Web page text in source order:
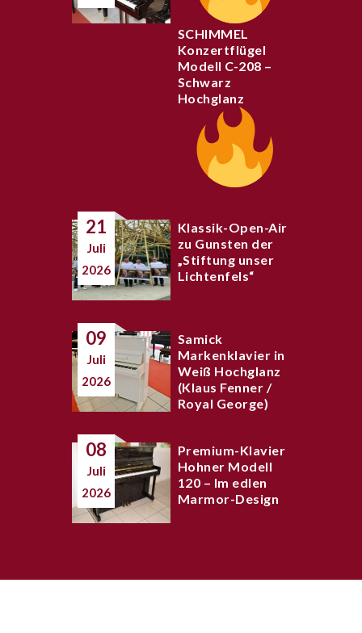
SCHIMMEL
Konzertflügel
Modell C-208 –
Schwarz
Hochglanz
21
Juli
2026
Klassik-Open-Air
zu Gunsten der
„Stiftung unser
Lichtenfels“
09
Juli
2026
Samick
Markenklavier in
Weiß Hochglanz
(Klaus Fenner /
Royal George)
08
Juli
2026
Premium-Klavier
Hohner Modell
120 – Im edlen
Marmor-Design